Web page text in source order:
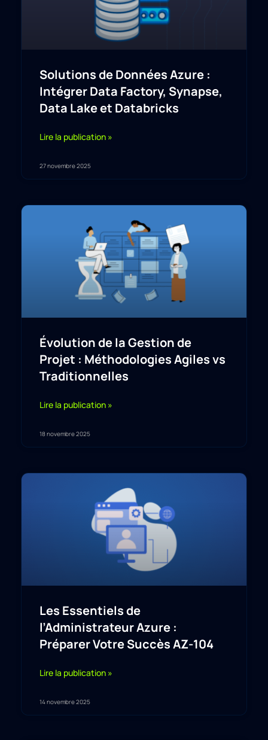
Solutions de Données Azure :
Intégrer Data Factory, Synapse,
Data Lake et Databricks
Lire la publication »
27 novembre 2025
Évolution de la Gestion de
Projet : Méthodologies Agiles vs
Traditionnelles
Lire la publication »
18 novembre 2025
Les Essentiels de
l’Administrateur Azure :
Préparer Votre Succès AZ-104
Lire la publication »
14 novembre 2025